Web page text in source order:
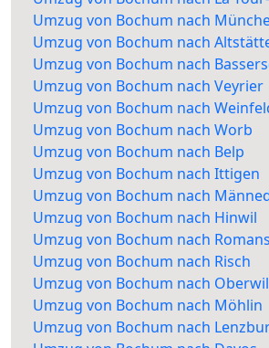
Umzug von Bochum nach
Umzug von Bochum nach
Umzug von Bochum nach
Umzug von Bochum nach Veyrier
Umzug von Bochum nach
Umzug von Bochum nach Worb
Umzug von Bochum nach Belp
Umzug von Bochum nach Ittigen
Umzug von Bochum nach
Umzug von Bochum nach Hinwil
Umzug von Bochum nach
Umzug von Bochum nach Risch
Umzug von Bochum nach Oberwil
Umzug von Bochum nach Möhlin
Umzug von Bochum nach